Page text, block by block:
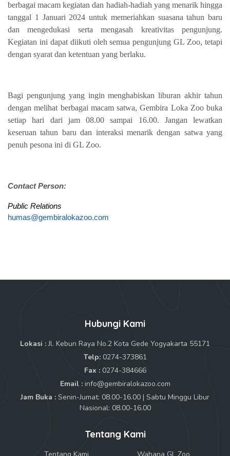
berbagai macam kegiatan dan hadiah-hadiah yang menarik hingga
tanggal 1 Januari 2024 untuk memeriahkan suasana tahun baru
dan mengedukasi serta mengasah kreativitas pengunjung.
Kegiatan ini dapat diikuti oleh semua pengunjung GL Zoo, tetapi
dengan syarat dan ketentuan yang berlaku.
Bagi pengunjung yang ingin menghabiskan liburan akhir tahun
dengan melihat berbagai macam satwa, Gembira Loka Zoo buka
setiap hari dari jam 08.00 sampai 16.00. Jangan lewatkan
keseruan tahun baru dan interaksi menarik dengan satwa yang
penuh pesona ini di GL Zoo.
Contact Person:
Public Relations
humas@gembiralokazoo.com
Hubungi Kami
Lokasi : Jl. Kebun Raya No.2 Kota Gede Yogyakarta 55171
Telp: 0274-373861
Fax : 0274-384666
Email : info@gembiralokazoo.com
Jam Buka : Senin-Jumat: 08.00-16.00 | Sabtu Minggu Libur
Nasional: 08.00-16.00
Tentang Kami